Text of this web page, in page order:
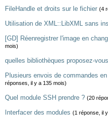
FileHandle et droits sur le fichier (4
Utilisation de XML::LibXML sans
[GD] Réenregistrer l'image en
mois)
quelles bibliothèques proposez-
Plusieurs envois de commandes
réponses, il y a 135 mois)
Quel module SSH prendre ? (20
Interfacer des modules (1 réponse, il